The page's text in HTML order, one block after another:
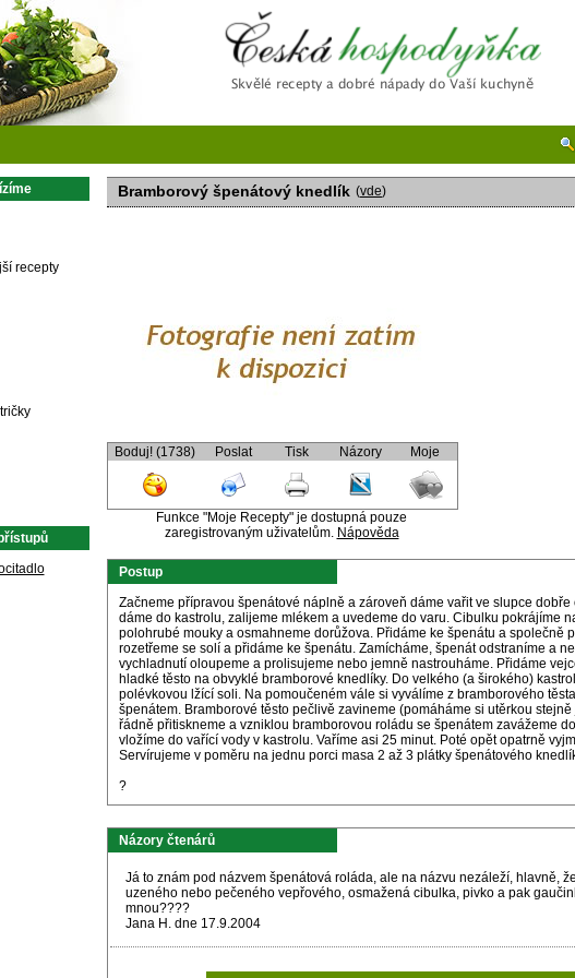
Česká hospodyňka
recepty
Bramborový špenátový knedlík (vde)
Boduj! (1738) Poslat Tisk Názory Moje
Funkce "Moje Recepty" je dostupná pouze
zaregistrovaným uživatelům. Nápověda
Postup
Začneme přípravou špenátové náplně a zároveň dáme vařit ve slupce
dáme do kastrolu, zalijeme mlékem a uvedeme do varu. Cibulku pokrájíme
polohrubé mouky a osmahneme dorůžova. Přidáme ke špenátu a společně
rozetřeme se solí a přidáme ke špenátu. Zamícháme, špenát odstraníme a
vychladnutí oloupeme a prolisujeme nebo jemně nastrouháme. Přidáme
hladké těsto na obvyklé bramborové knedlíky. Do velkého (a širokého)
polévkovou lžící soli. Na pomoučeném vále si vyválíme z bramborového
špenátem. Bramborové těsto pečlivě zavineme (pomáháme si utěrkou
řádně přitiskneme a vzniklou bramborovou roládu se špenátem zavážeme
vložíme do vařící vody v kastrolu. Vaříme asi 25 minut. Poté opět opatrně
Servírujeme v poměru na jednu porci masa 2 až 3 plátky špenátového
?
Názory čtenárů
Já to znám pod názvem špenátová roláda, ale na názvu nezáleží, hlavně,
uzeného nebo pečeného vepřového, osmažená cibulka, pivko a pak
mnou????
Jana H. dne 17.9.2004